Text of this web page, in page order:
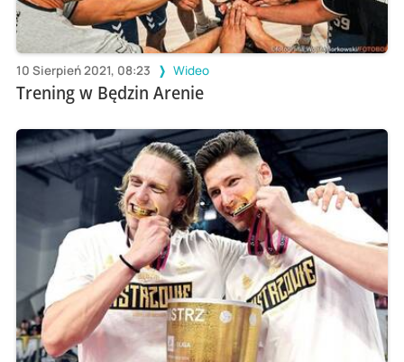
10 Sierpień 2021, 08:23 Wideo
Trening w Będzin Arenie